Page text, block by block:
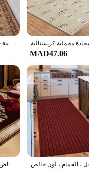
condition without the
make it an ideal
traffic areas, this rug is your
to stock up for your store
بوهو نمط غرفة المعيشة البساط الفارسي طويل الممر المدخل عداء السجاد المطبخ غرفة نوم منطقة البساط الكلمة حصيرة عدم الانزلاق ممسحة
MAD47.06
رائع الرجعية الأوروبية السجاد غرفة المعيشة منطقة كبيرة الديكور أريكة منطقة السجاد لغرفة النوم مرحاض عدم الانزلاق الحصير كوكور